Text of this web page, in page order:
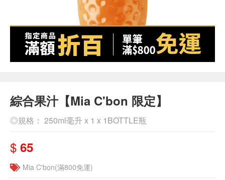
綜合果汁【Mia C'bon 限定】
◎規格： 250ml毫升 x 1 x 1BOTTLE瓶
$ 65
Mia C'bon(滿800免運)